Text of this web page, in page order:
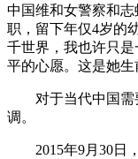
中国维和女警察和
职，留下年仅4岁的
千世界，我也许只
平的心愿。这是她
对于当代中国需
调。
2015年9月30日，